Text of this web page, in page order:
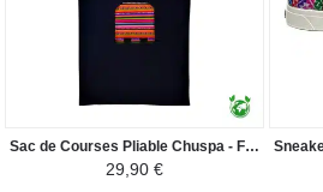
Sac de Courses Pliable Chuspa - Fourre-tout en Toile Péruvienne - Coloré
29,90 €